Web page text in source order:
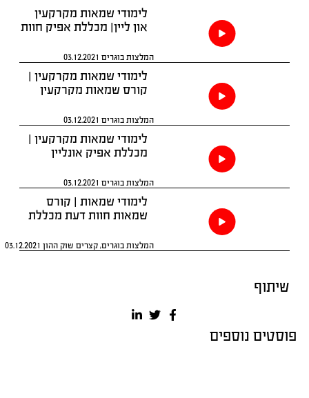
לימודי שמאות מקרקעין
און ליין| מכללת אפיק חוות
המלצות בוגרים 03.12.2021
לימודי שמאות מקרקעין |
קורס שמאות מקרקעין
המלצות בוגרים 03.12.2021
לימודי שמאות מקרקעין |
מכללת אפיק אונליין
המלצות בוגרים 03.12.2021
לימודי שמאות | קורס
שמאות חוות דעת מכללת
המלצות בוגרים,קצרים שוק ההון 03.12.2021
נוספים